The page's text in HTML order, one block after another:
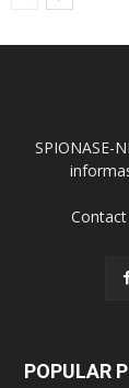
SPIONASE-
Contact
POPULAR